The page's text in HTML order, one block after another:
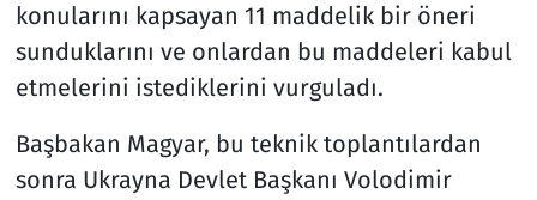
konularını kapsayan 11 maddelik bir öneri
sunduklarını ve onlardan bu maddeleri kabul
etmelerini istediklerini vurguladı.
Başbakan Magyar, bu teknik toplantılardan
sonra Ukrayna Devlet Başkanı Volodimir